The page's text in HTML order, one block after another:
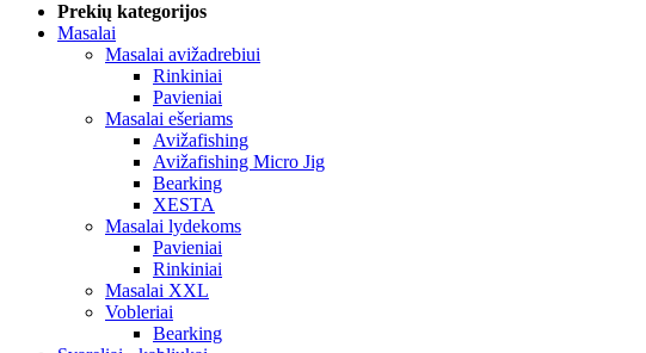
Prekių kategorijos
Masalai
Masalai avižadrebiui
Rinkiniai
Pavieniai
Masalai ešeriams
Avižafishing
Avižafishing Micro Jig
Bearking
XESTA
Masalai lydekoms
Pavieniai
Rinkiniai
Masalai XXL
Vobleriai
Bearking